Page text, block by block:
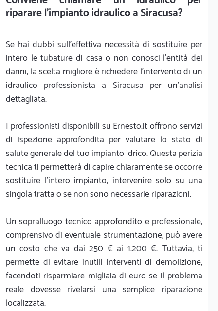
riparare l'impianto idraulico a Siracusa?
Se hai dubbi sull'effettiva necessità di sostituire per
intero le tubature di casa o non conosci l'entità dei
danni, la scelta migliore è richiedere l'intervento di un
idraulico professionista a Siracusa per un'analisi
dettagliata.
I professionisti disponibili su Ernesto.it offrono servizi
di ispezione approfondita per valutare lo stato di
salute generale del tuo impianto idrico. Questa perizia
tecnica ti permetterà di capire chiaramente se occorre
sostituire l'intero impianto, intervenire solo su una
singola tratta o se non sono necessarie riparazioni.
Un sopralluogo tecnico approfondito e professionale,
comprensivo di eventuale strumentazione, può avere
un costo che va dai 250 € ai 1.200 €. Tuttavia, ti
permette di evitare inutili interventi di demolizione,
facendoti risparmiare migliaia di euro se il problema
reale dovesse rivelarsi una semplice riparazione
localizzata.